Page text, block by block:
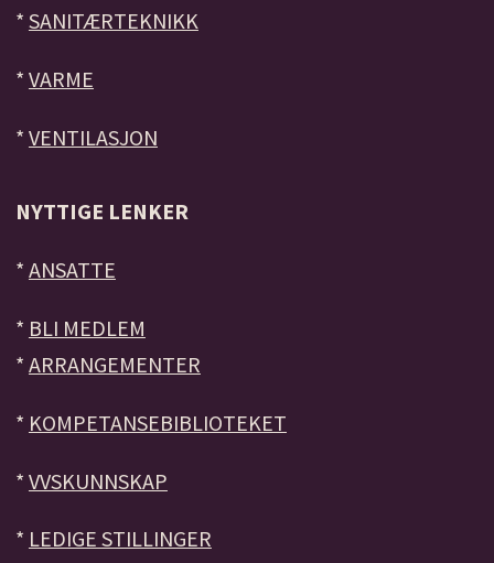
* SANITÆRTEKNIKK
* VARME
* VENTILASJON
NYTTIGE LENKER
* ANSATTE
* BLI MEDLEM
* ARRANGEMENTER
* KOMPETANSEBIBLIOTEKET
* VVSKUNNSKAP
* LEDIGE STILLINGER